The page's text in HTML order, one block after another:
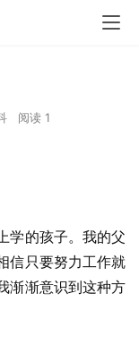
阅读 1
学的孩子。我的父
信只要努力工作就
渐渐意识到这种方